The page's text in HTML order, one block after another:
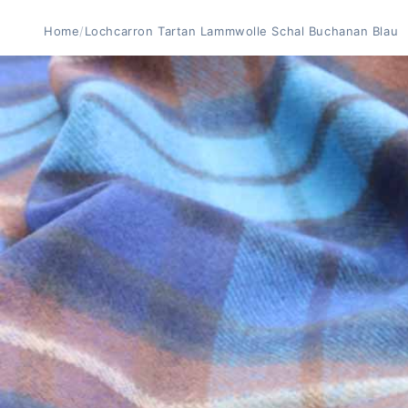
Home/Lochcarron Tartan Lammwolle Schal Buchanan Blau